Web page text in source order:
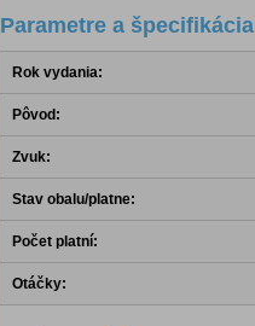
Parametre a špecifikácia
Rok vydania:
Pôvod:
Zvuk:
Stav obalu/platne:
Počet platní:
Otáčky: